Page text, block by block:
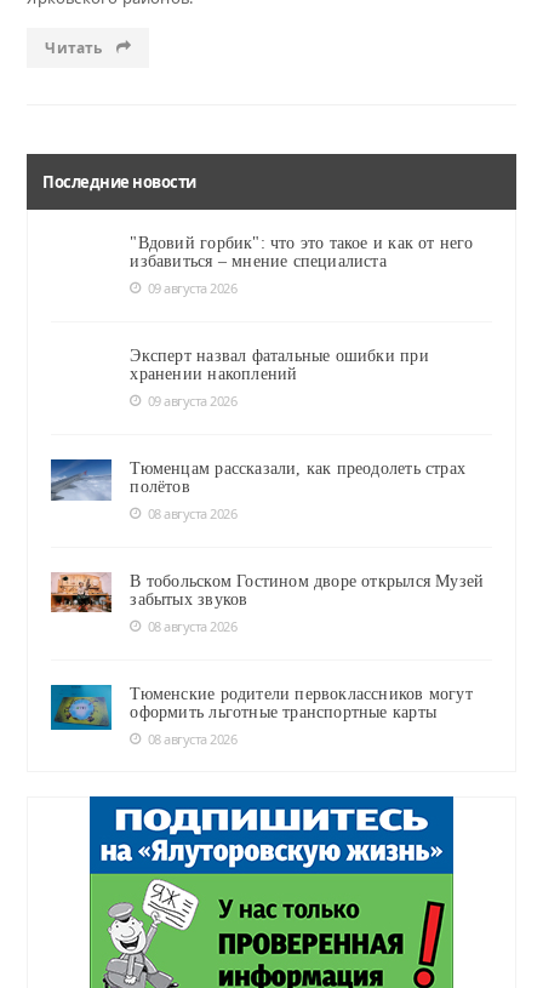
Читать
Последние новости
"Вдовий горбик": что это такое и как от него
избавиться – мнение специалиста
09 августа 2026
Эксперт назвал фатальные ошибки при
хранении накоплений
09 августа 2026
Тюменцам рассказали, как преодолеть страх
полётов
08 августа 2026
В тобольском Гостином дворе открылся Музей
забытых звуков
08 августа 2026
Тюменские родители первоклассников могут
оформить льготные транспортные карты
08 августа 2026